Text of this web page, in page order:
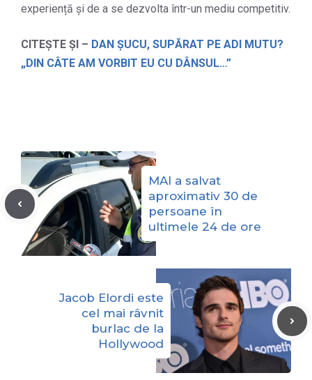
experiență și de a se dezvolta într-un mediu competitiv.
CITEȘTE ȘI – DAN ȘUCU, SUPĂRAT PE ADI MUTU?
„DIN CÂTE AM VORBIT EU CU DÂNSUL…”
MAI a salvat
aproximativ 30 de
persoane în
ultimele 24 de ore
Jacob Elordi este
cel mai râvnit
burlac de la
Hollywood